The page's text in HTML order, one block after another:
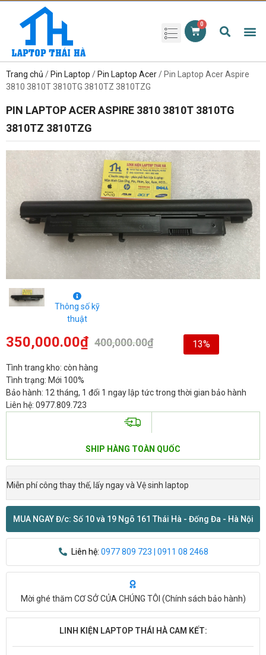
Trang chủ / Pin Laptop / Pin Laptop Acer/ Pin Laptop Acer Aspire
3810 3810T 3810TG 3810TZ 3810TZG
PIN LAPTOP ACER ASPIRE 3810 3810T 3810TG
3810TZ 3810TZG
Thông số kỹ
thuật
400,000.00₫
350,000.00₫ 13%
Tình trang kho: còn hàng
Tình trạng: Mới 100%
Bảo hành: 12 tháng, 1 đổi 1 ngay lập tức trong thời gian bảo hành
Liên hệ: 0977.809.723
SHIP HÀNG TOÀN QUỐC
Miễn phí công thay thế, lấy ngay và Vệ sinh laptop
MUA NGAY Đ/c: Số 10 và 19 Ngõ 161 Thái Hà - Đống Đa - Hà Nội
Liên hệ: 0977 809 723 | 0911 08 2468
Mời ghé thăm CƠ SỞ CỦA CHÚNG TÔI (Chính sách bảo hành)
LINH KIỆN LAPTOP THÁI HÀ CAM KẾT: